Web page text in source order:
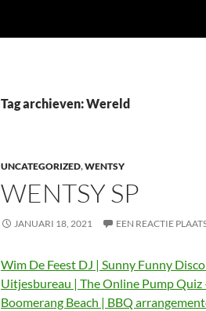
Tag archieven: Wereld
UNCATEGORIZED,WENTSY
WENTSY SP
JANUARI 18, 2021 EEN REACTIE
Wim De Feest DJ | Sunny Funny
Uitjesbureau | The Online Pump
Boomerang Beach | BBQ